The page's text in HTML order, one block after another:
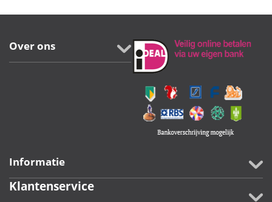
Over ons
Informatie
Klantenservice